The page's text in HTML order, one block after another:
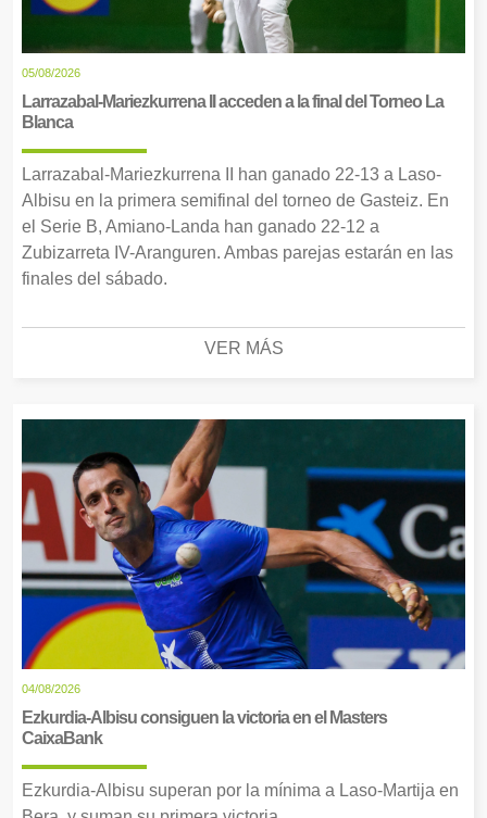
05/08/2026
Larrazabal-Mariezkurrena II acceden a la final del Torneo La
Blanca
Larrazabal-Mariezkurrena II han ganado 22-13 a Laso-
Albisu en la primera semifinal del torneo de Gasteiz. En
el Serie B, Amiano-Landa han ganado 22-12 a
Zubizarreta IV-Aranguren. Ambas parejas estarán en las
finales del sábado.
VER MÁS
04/08/2026
Ezkurdia-Albisu consiguen la victoria en el Masters
CaixaBank
Ezkurdia-Albisu superan por la mínima a Laso-Martija en